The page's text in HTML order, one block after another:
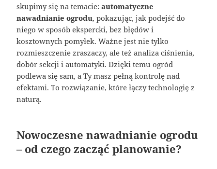
skupimy się na temacie:automatyczne
nawadnianie ogrodu, pokazując, jak podejść do
niego w sposób ekspercki, bez błędów i
kosztownych pomyłek. Ważne jest nie tylko
rozmieszczenie zraszaczy, ale też analiza ciśnienia,
dobór sekcji i automatyki. Dzięki temu ogród
podlewa się sam, a Ty masz pełną kontrolę nad
efektami. To rozwiązanie, które łączy technologię z
naturą.
Nowoczesne nawadnianie ogrodu
– od czego zacząć planowanie?